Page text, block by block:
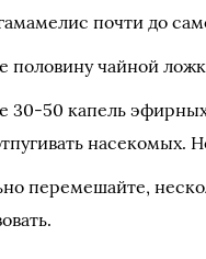
почти до
половину чайной
30-50 капель
насекомых.
перемешайте,